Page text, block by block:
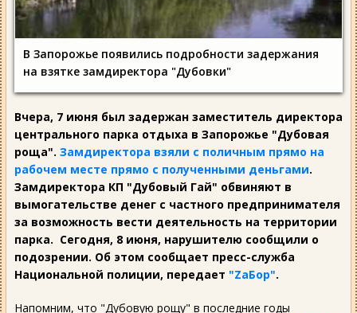
В Запорожье появились подробности задержания
на взятке замдиректора "Дубовки"
Вчера, 7 июня был задержан заместитель директора
центрального парка отдыха в Запорожье "Дубовая
роща". Замдиректора взяли с поличным прямо на
рабочем месте прямо с полученными деньгами.
Замдиректора КП "Дубовый Гай" обвиняют в
вымогательстве денег с частного предпринимателя
за возможность вести деятельность на территории
парка. Сегодня, 8 июня, нарушителю сообщили о
подозрении. Об этом сообщает пресс-служба
Национальной полиции, передает "ZаБор".
Напомним, что "Дубовую рощу" в последние годы